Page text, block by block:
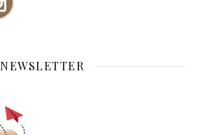
NEWSLETTER